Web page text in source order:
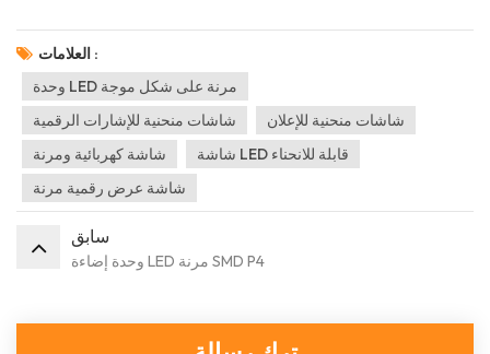
العلامات :
وحدة LED مرنة على شكل موجة
شاشات منحنية للإشارات الرقمية
شاشات منحنية للإعلان
شاشة كهربائية ومرنة
شاشة LED قابلة للانحناء
شاشة عرض رقمية مرنة
سابق
وحدة إضاءة LED مرنة SMD P4